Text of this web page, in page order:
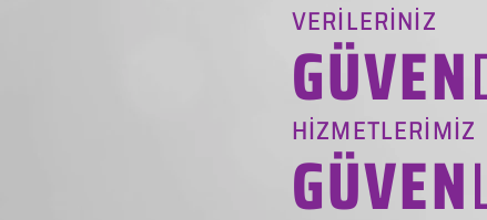
VERİLERİNİZ
GÜVEN
HİZMETLERİMİZ
GÜVEN